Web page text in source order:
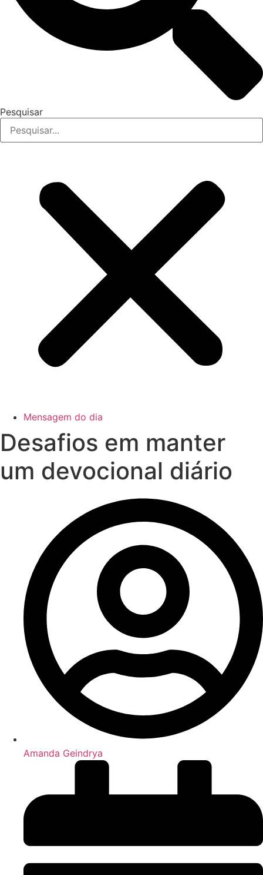
Pesquisar
Mensagem do dia
Desafios em manter
um devocional diário
Amanda Geindrya